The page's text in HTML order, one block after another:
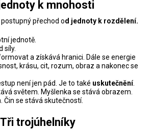
k mnohosti
přechod od jednoty k rozdělení.
jednotě.
síly.
a získává hranici. Dále se energie
krásu, cit, rozum, obraz a nakonec se
není jen pád. Je to také uskutečnění.
světem. Myšlenka se stává obrazem.
Čin se stává skutečností.
Tři trojúhelníky